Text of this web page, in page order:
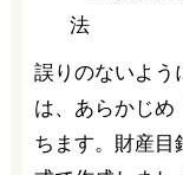
誤りのないよう
は、あらかじめ
ちます。財産目